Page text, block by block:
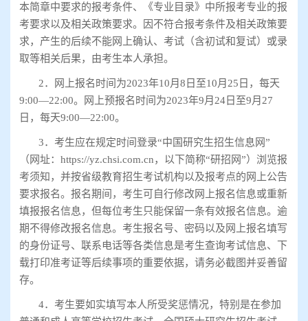
本简章中要求的报考条件、《专业目录》中所报考专业的报
考要求以及相关政策要求。因不符合报考条件及相关政策要
求，产生的后续不能网上确认、考试（含初试和复试）或录
取等相关后果，由考生本人承担。
2．网上报名时间为2023年10月 8 日至10月 25 日，每天
9:00—22:00。网上预报名时间为2023年9月 24日至9月 27
日，每天9:00—22:00。
3．考生应在规定时间登录“中国研究生招生信息网”
（网址： https://yz.chsi.com.cn，以下简称“研招网”）浏览报
考须知，并按省级教育招生考试机构以及报考点的网上公告
要求报名。报名期间，考生可自行修改网上报名信息或重新
填报报名信息，但每位考生只能保留一条有效报名信息。逾
期不得修改报名信息。考生报名号、密码以及网上报名填写
的身份证号、联系电话等各类信息是考生查询考试信息、下
载打印准考证等后续事项的重要依据，请务必截图并妥善留
存。
4．考生要如实填写本人所受奖惩情况，特别是在参加